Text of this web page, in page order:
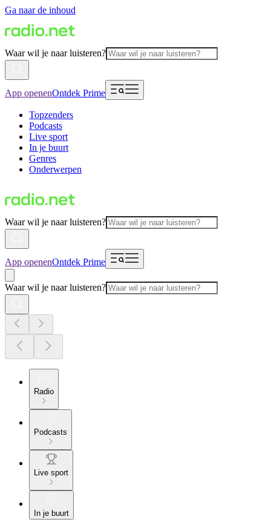
Ga naar de inhoud
Waar wil je naar luisteren?
App openenOntdek Prime
Topzenders
Podcasts
Live sport
In je buurt
Genres
Onderwerpen
Waar wil je naar luisteren?
App openenOntdek Prime
Waar wil je naar luisteren?
Radio
Podcasts
Live sport
In je buurt